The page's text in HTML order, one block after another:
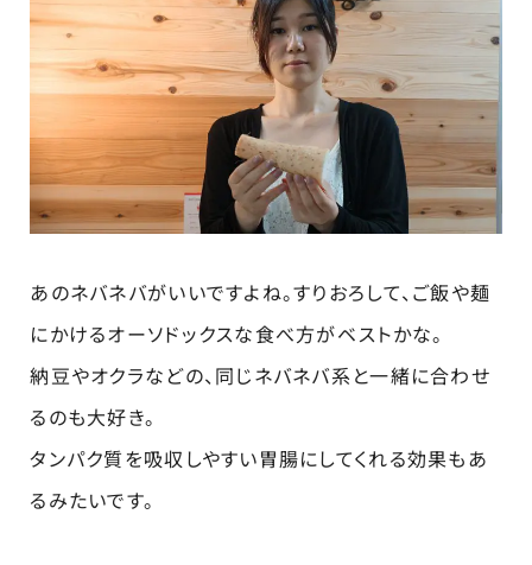
あのネバネバがいいですよね。すりおろして、ご飯や麺
にかけるオーソドックスな食べ方がベストかな。
納豆やオクラなどの、同じネバネバ系と一緒に合わせ
るのも大好き。
タンパク質を吸収しやすい胃腸にしてくれる効果もあ
るみたいです。